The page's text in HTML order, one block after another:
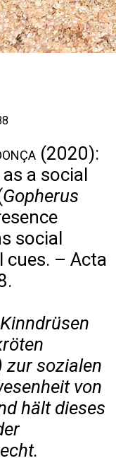
(2020):
a social
Gopherus
social
cues. – Acta
zur sozialen
von
hält dieses